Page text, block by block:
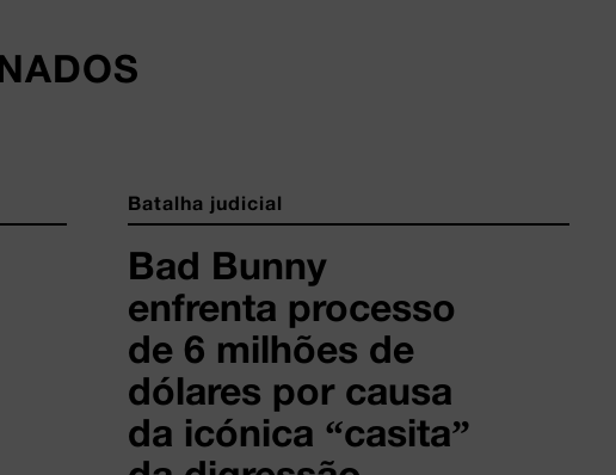
Batalha judicial
Bad Bunny
enfrenta processo
de 6 milhões de
dólares por causa
da icónica “casita”